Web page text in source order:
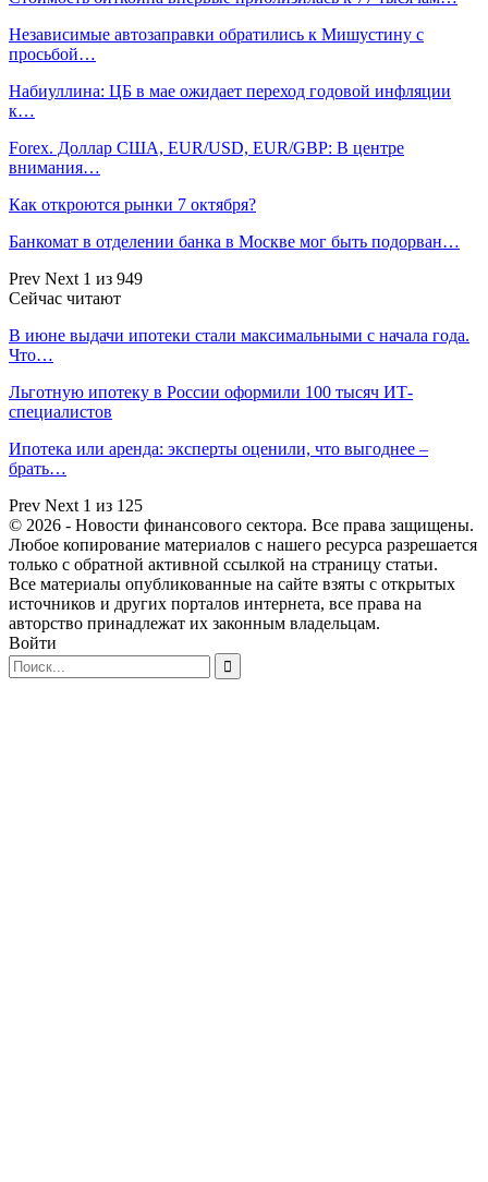
Независимые автозаправки обратились к Мишустину с
просьбой…
Набиуллина: ЦБ в мае ожидает переход годовой инфляции
к…
Forex. Доллар США, EUR/USD, EUR/GBP: В центре
внимания…
Как откроются рынки 7 октября?
Банкомат в отделении банка в Москве мог быть подорван…
Prev Next 1 из 949
Сейчас читают
В июне выдачи ипотеки стали максимальными с начала года.
Что…
Льготную ипотеку в России оформили 100 тысяч ИТ-
специалистов
Ипотека или аренда: эксперты оценили, что выгоднее –
брать…
Prev Next 1 из 125
© 2026 - Новости финансового сектора. Все права защищены.
Любое копирование материалов с нашего ресурса разрешается
только с обратной активной ссылкой на страницу статьи.
Все материалы опубликованные на сайте взяты с открытых
источников и других порталов интернета, все права на
авторство принадлежат их законным владельцам.
Войти